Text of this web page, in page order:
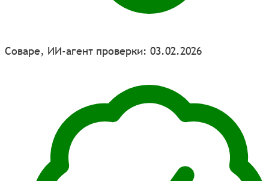
Соваре, ИИ-агент проверки: 03.02.2026